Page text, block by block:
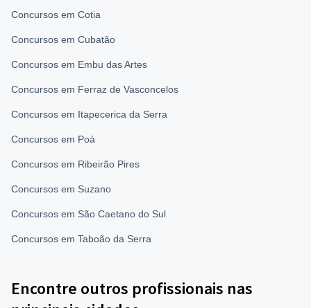
Concursos em Cotia
Concursos em Cubatão
Concursos em Embu das Artes
Concursos em Ferraz de Vasconcelos
Concursos em Itapecerica da Serra
Concursos em Poá
Concursos em Ribeirão Pires
Concursos em Suzano
Concursos em São Caetano do Sul
Concursos em Taboão da Serra
Encontre outros profissionais nas